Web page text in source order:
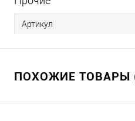
Артикул
ПОХОЖИЕ ТОВАРЫ